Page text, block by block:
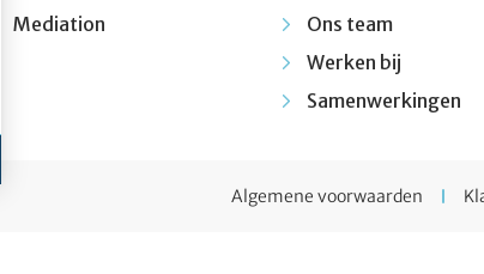
Mediation
Ons team
Werken bij
Samenwerkingen
Algemene voorwaarden